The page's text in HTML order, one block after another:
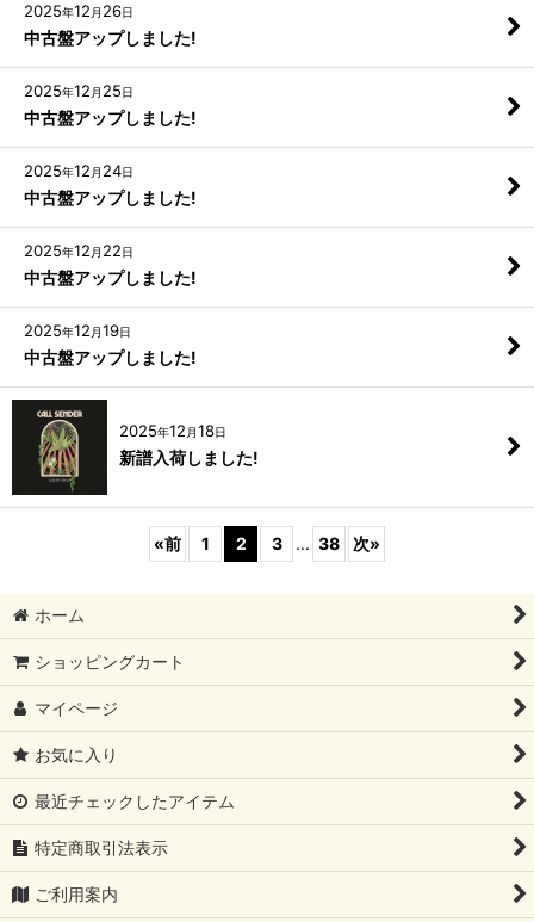
2025年12 月 26日
中古盤アップしました!
2025年12 月 25日
中古盤アップしました!
2025年12 月 24日
中古盤アップしました!
2025年12 月 22日
中古盤アップしました!
2025年12 月19日
中古盤アップしました!
2025年12 月18日
新譜入荷しました!
«前 1 2 3 ... 38 次»
ホーム
ショッピングカート
マイページ
お気に入り
最近チェックしたアイテム
特定商取引法表示
ご利用案内